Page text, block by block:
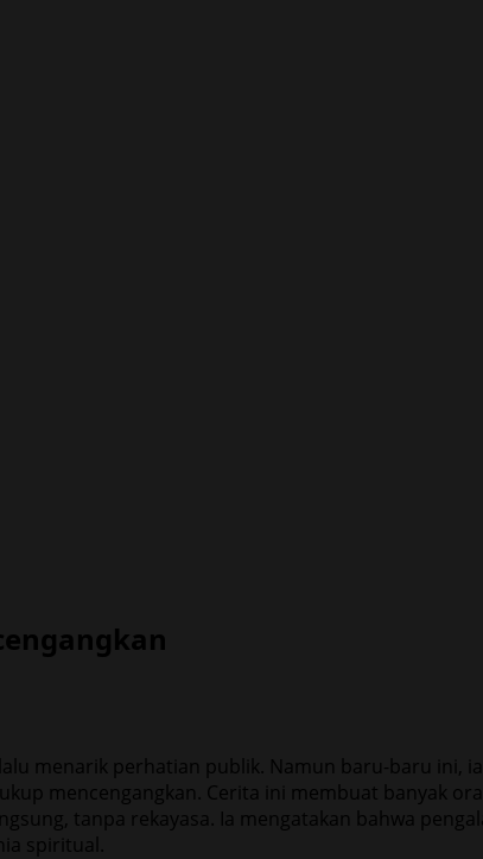
menarik perhatian publik. Namun baru-baru ini,
mencengangkan. Cerita ini membuat banyak
tanpa rekayasa. Ia mengatakan bahwa
spiritual.